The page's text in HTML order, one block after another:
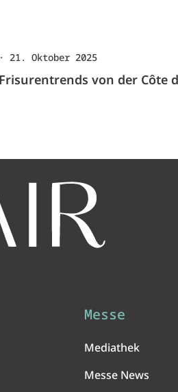
· 21. Oktober 2025
von der Côte
Messe
Mediathek
Messe News